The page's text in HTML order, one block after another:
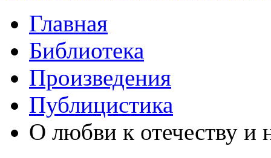
Главная
Библиотека
Произведения
Публицистика
О любви к отечеству и